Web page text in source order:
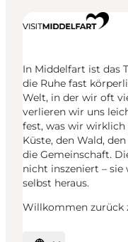
In Middelfart ist das
die Ruhe fast
Welt, in der wir oft
verlieren wir uns
fest, was wir wirklich
Küste, den Wald,
die Gemeinschaft.
nicht inszeniert – sie
selbst heraus.
Willkommen zurück